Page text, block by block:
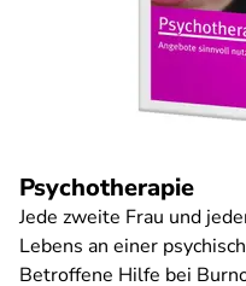
Psychotherapie
Jede zweite Frau und
Lebens an einer
Betroffene Hilfe bei